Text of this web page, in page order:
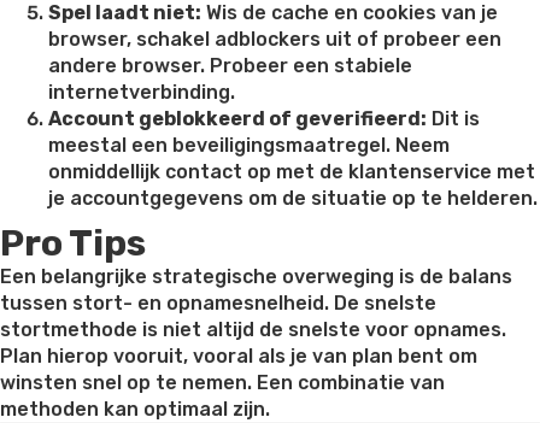
Spel laadt niet: Wis de cache en cookies van je
browser, schakel adblockers uit of probeer een
andere browser. Probeer een stabiele
internetverbinding.
Account geblokkeerd of geverifieerd: Dit is
meestal een beveiligingsmaatregel. Neem
onmiddellijk contact op met de klantenservice met
je accountgegevens om de situatie op te helderen.
Pro Tips
Een belangrijke strategische overweging is de balans
tussen stort- en opnamesnelheid. De snelste
stortmethode is niet altijd de snelste voor opnames.
Plan hierop vooruit, vooral als je van plan bent om
winsten snel op te nemen. Een combinatie van
methoden kan optimaal zijn.